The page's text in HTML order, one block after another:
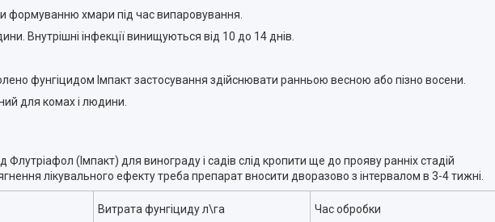
формуванню хмари під час випаровування.
Внутрішні інфекції винищуються від 10 до 14 днів.
фунгіцидом Імпакт застосування здійснювати ранньою весною або пізно восени.
для комах і людини.
(Імпакт) для винограду і садів слід кропити ще до прояву ранніх стадій
лікувального ефекту треба препарат вносити дворазово з інтервалом в 3-4 тижні.
Витрата фунгіциду л\га Час обробки